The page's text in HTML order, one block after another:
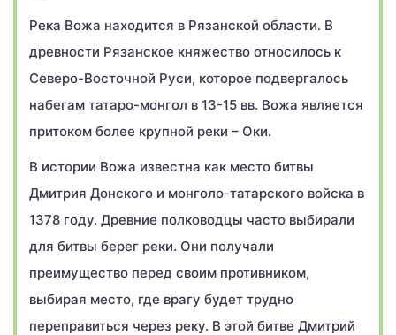
Река Вожа находится в Рязанской области. В
древности Рязанское княжество относилось к
Северо-Восточной Руси, которое подвергалось
набегам татаро-монгол в 13-15 вв. Вожа является
притоком более крупной реки – Оки.
В истории Вожа известна как место битвы
Дмитрия Донского и монголо-татарского войска в
1378 году. Древние полководцы часто выбирали
для битвы берег реки. Они получали
преимущество перед своим противником,
выбирая место, где врагу будет трудно
переправиться через реку. В этой битве Дмитрий